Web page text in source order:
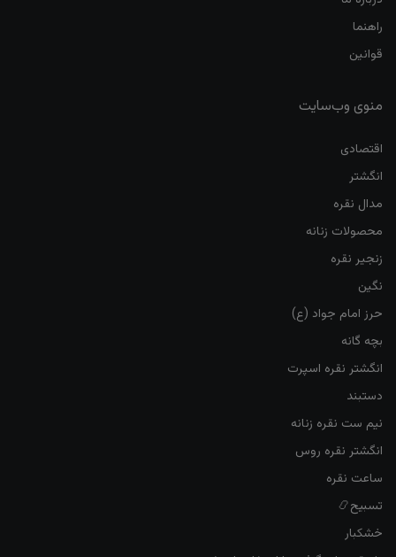
راهنما
قوانین
منوی وب‌سایت
اقتصادی
انگشتر
مدال نقره
محصولات زنانه
زنجیر نقره
نگین
حرز امام جواد (ع)
بچه گانه
انگشتر نقره اسپرت
دستبند
نیم ست نقره زنانه
انگشتر نقره روس
ساعت نقره
تسبیح📿
خشکبار